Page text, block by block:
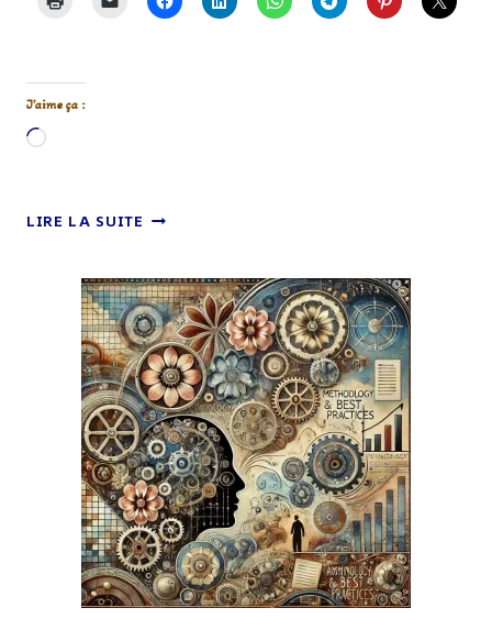
J’aime ça :
Chargement…
LIRE LA SUITE QU’EST-
L’HYPNOSE
?